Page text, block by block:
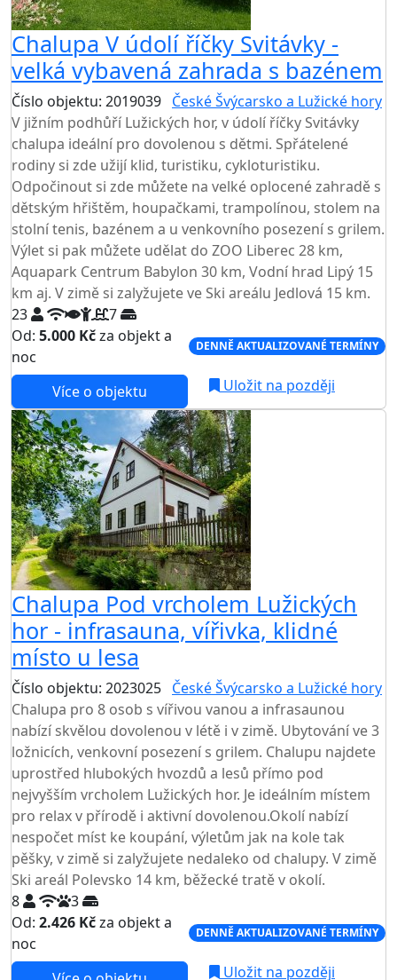
Chalupa V údolí říčky Svitávky -
velká vybavená zahrada s bazénem
Číslo objektu: 2019039 České Švýcarsko a Lužické hory
V jižním podhůří Lužických hor, v údolí říčky Svitávky
chalupa ideální pro dovolenou s dětmi. Spřátelené
rodiny si zde užijí klid, turistiku, cykloturistiku.
Odpočinout si zde můžete na velké oplocené zahradě s
dětským hřištěm, houpačkami, trampolínou, stolem na
stolní tenis, bazénem a u venkovního posezení s grilem.
Výlet si pak můžete udělat do ZOO Liberec 28 km,
Aquapark Centrum Babylon 30 km, Vodní hrad Lipý 15
km aj. V zimě si zalyžujete ve Ski areálu Jedlová 15 km.
23
7
Od: 5.000 Kčza objekt a
noc
DENNĚ AKTUALIZOVANÉ TERMÍNY
Více o objektu Uložit na později
Chalupa Pod vrcholem Lužických
hor - infrasauna, vířivka, klidné
místo u lesa
Číslo objektu: 2023025 České Švýcarsko a Lužické hory
Chalupa pro 8 osob s vířivou vanou a infrasaunou
nabízí skvělou dovolenou v létě i v zimě. Ubytování ve 3
ložnicích, venkovní posezení s grilem. Chalupu najdete
uprostřed hlubokých hvozdů a lesů přímo pod
nejvyšším vrcholem Lužických hor. Je ideálním místem
pro relax v přírodě i aktivní dovolenou.Okolí nabízí
nespočet míst ke koupání, výletům jak na kole tak
pěšky, v zimě si zalyžujete nedaleko od chalupy. V zimě
Ski areál Polevsko 14 km, běžecké tratě v okolí.
8
3
Od: 2.426 Kčza objekt a
noc
DENNĚ AKTUALIZOVANÉ TERMÍNY
Uložit na později